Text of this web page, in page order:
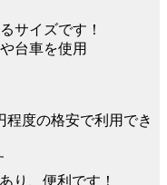
サイズです！
台車を使用
度の格安で利用でき
り、便利です！